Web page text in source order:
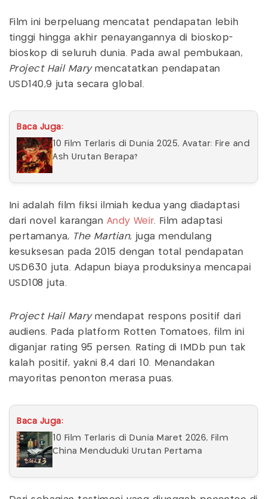
Film ini berpeluang mencatat pendapatan lebih
tinggi hingga akhir penayangannya di bioskop-
bioskop di seluruh dunia. Pada awal pembukaan,
Project Hail Marymencatatkan pendapatan
USD140,9 juta secara global.
Baca Juga:
10 Film Terlaris di Dunia 2025, Avatar: Fire and
Ash Urutan Berapa?
Ini adalah film fiksi ilmiah kedua yang diadaptasi
dari novel karangan Andy Weir. Film adaptasi
pertamanya, The Martian, juga mendulang
kesuksesan pada 2015 dengan total pendapatan
USD630 juta. Adapun biaya produksinya mencapai
USD108 juta.
Project Hail Marymendapat respons positif dari
audiens. Pada platform Rotten Tomatoes, film ini
diganjar rating 95 persen. Rating di IMDb pun tak
kalah positif, yakni 8,4 dari 10. Menandakan
mayoritas penonton merasa puas.
Baca Juga:
10 Film Terlaris di Dunia Maret 2026, Film
China Menduduki Urutan Pertama